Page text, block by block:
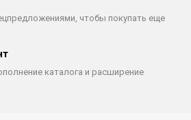
чтобы покупать еще
каталога и расширение